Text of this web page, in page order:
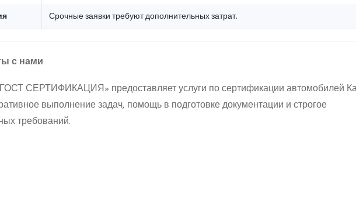
Срочные заявки требуют дополнительных затрат.
с нами
СЕРТИФИКАЦИЯ» предоставляет услуги по сертификации автомобилей
выполнение задач, помощь в подготовке документации и строгое
требований.